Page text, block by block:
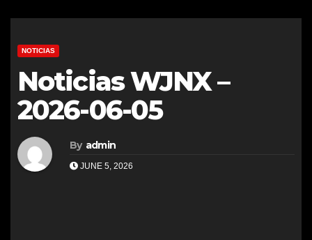
NOTICIAS
Noticias WJNX –
2026-06-05
By admin
JUNE 5, 2026